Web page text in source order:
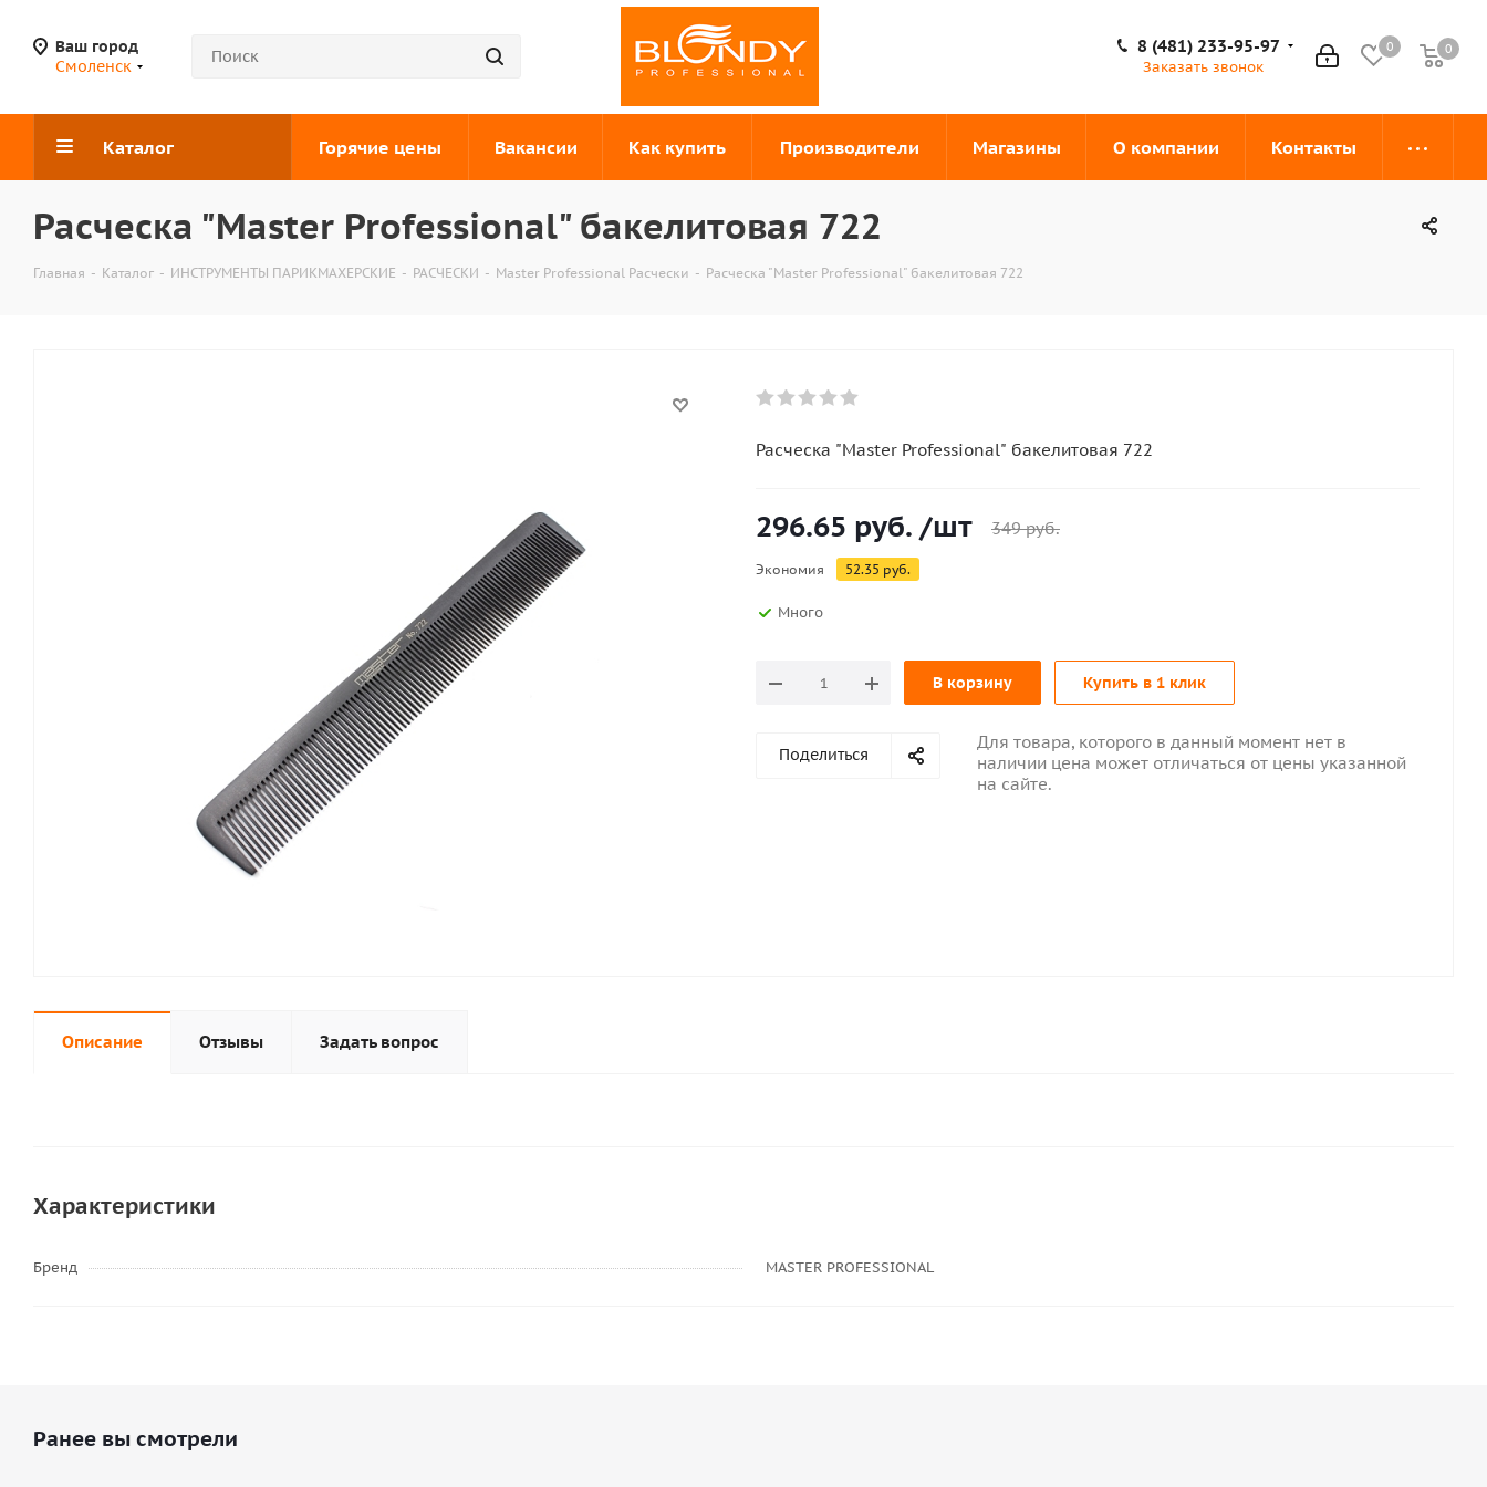
Ваш город
Смоленск
0 0
0
8 (481) 233-95-97
Заказать звонок
Каталог Горячие цены Вакансии Как купить Производители Магазины О компании Контакты
Расческа "Master Professional" бакелитовая 722
Главная - Каталог - ИНСТРУМЕНТЫ ПАРИКМАХЕРСКИЕ - РАСЧЕСКИ - Master Professional Расчески - Расческа "Master Professional" бакелитовая 722
Расческа "Master Professional" бакелитовая 722
296.65 руб. /шт 349руб.
Экономия 52.35 руб.
Много
В корзину Купить в 1 клик
Поделиться
Для товара, которого в данный момент нет в
наличии цена может отличаться от цены указанной
на сайте.
Описание Отзывы Задать вопрос
Характеристики
Бренд MASTER PROFESSIONAL
Ранее вы смотрели